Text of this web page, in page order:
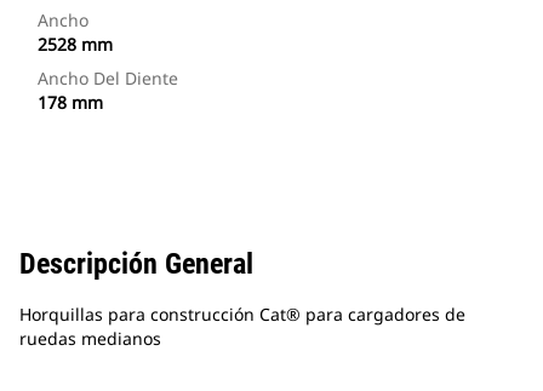
Ancho
2528 mm
Ancho Del Diente
178 mm
Descripción General
Horquillas para construcción Cat® para cargadores de
ruedas medianos